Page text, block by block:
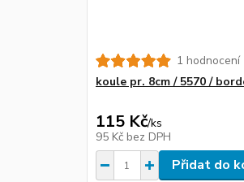
1 hodnocení
koule pr. 8cm / 5570 /
115 Kč/ks
95 Kč bez DPH
Přidat do